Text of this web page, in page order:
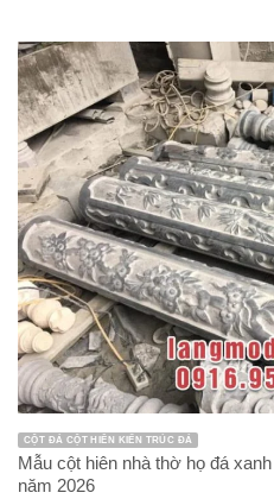
CỘT ĐÁ CỘT HIÊN KIẾN TRÚC ĐÁ
Mẫu cột hiên nhà thờ họ đá
năm 2026